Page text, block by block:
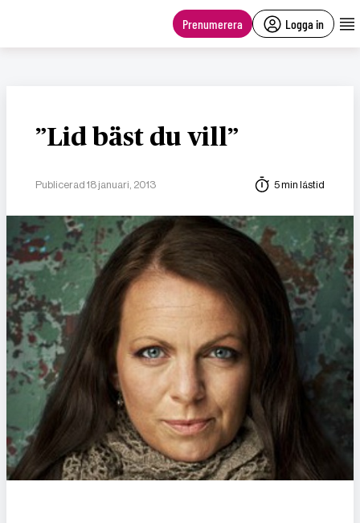
Prenumerera Logga in
”Lid bäst du vill”
Publicerad 18 januari, 2013 5 min lästid